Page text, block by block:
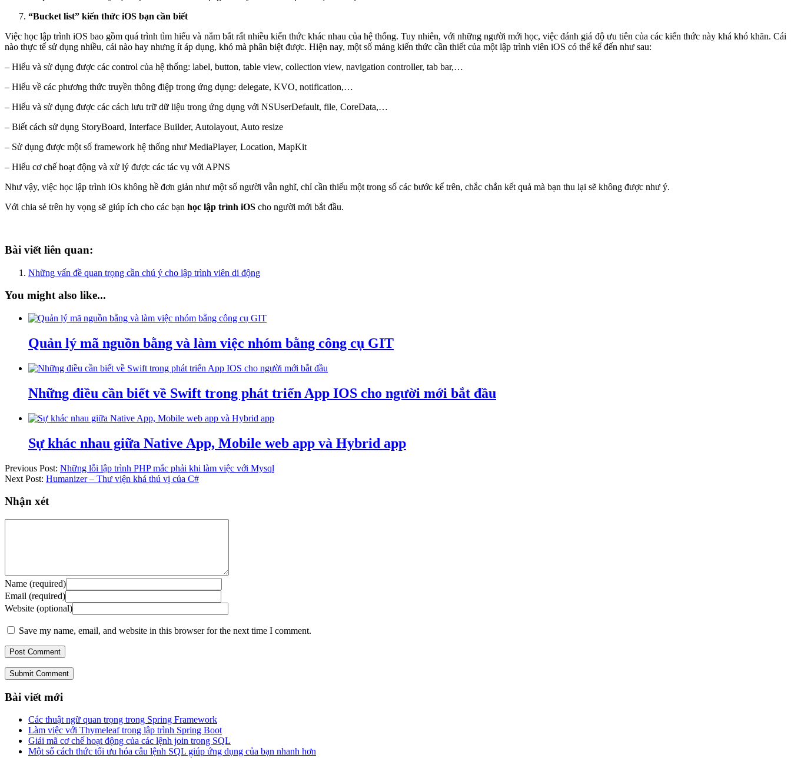
“Bucket list” kiến thức iOS bạn cần biết
Việc học lập trình iOS bao gồm quá trình tìm hiểu và nắm bắt rất nhiều kiến thức khác nhau của hệ thống. Tuy nhiên, với những người mới học, việc đánh giá độ ưu tiên của các kiến thức này khá khó khăn. Cái
nào thực tế sử dụng nhiều, cái nào hay nhưng ít áp dụng, khó mà phân biệt được. Hiện nay, một số mảng kiến thức cần thiết của một lập trình viên iOS có thể kể đến như sau:
– Hiểu và sử dụng được các control của hệ thống: label, button, table view, collection view, navigation controller, tab bar,…
– Hiểu về các phương thức truyền thông điệp trong ứng dụng: delegate, KVO, notification,…
– Hiểu và sử dụng được các cách lưu trữ dữ liệu trong ứng dụng với NSUserDefault, file, CoreData,…
– Biết cách sử dụng StoryBoard, Interface Builder, Autolayout, Auto resize
– Sử dụng được một số framework hệ thống như MediaPlayer, Location, MapKit
– Hiểu cơ chế hoạt động và xử lý được các tác vụ với APNS
Như vậy, việc học lập trình iOs không hề đơn giản như một số người vẫn nghĩ, chỉ cần thiếu một trong số các bước kể trên, chắc chắn kết quả mà bạn thu lại sẽ không được như ý.
Với chia sẻ trên hy vọng sẽ giúp ích cho các bạn học lập trình iOS cho người mới bắt đầu.
Bài viết liên quan:
Những vấn đề quan trọng cần chú ý cho lập trình viên di động
You might also like...
Quản lý mã nguồn bằng và làm việc nhóm bằng công cụ GIT
Những điều cần biết về Swift trong phát triển App IOS cho người mới bắt đầu
Sự khác nhau giữa Native App, Mobile web app và Hybrid app
Previous Post: Những lỗi lập trình PHP mắc phải khi làm việc với Mysql
Next Post: Humanizer – Thư viện khá thú vị của C#
Nhận xét
Name (required)
Email (required)
Website (optional)
Save my name, email, and website in this browser for the next time I comment.
Submit Comment
Bài viết mới
Các thuật ngữ quan trọng trong Spring Framework
Làm việc với Thymeleaf trong lập trình Spring Boot
Giải mã cơ chế hoạt động của các lệnh join trong SQL
Một số cách thức tối ưu hóa câu lệnh SQL giúp ứng dụng của bạn nhanh hơn